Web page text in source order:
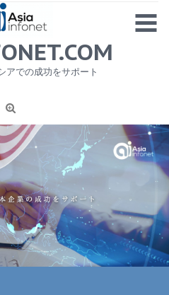
1
作権について
アでの成功をサポート